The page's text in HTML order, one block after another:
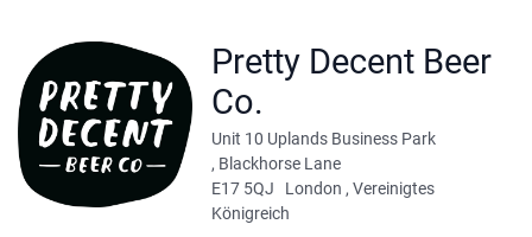
Pretty Decent Beer
Co.
Unit 10 Uplands Business Park
, Blackhorse Lane
E17 5QJ
London ,Vereinigtes
Königreich